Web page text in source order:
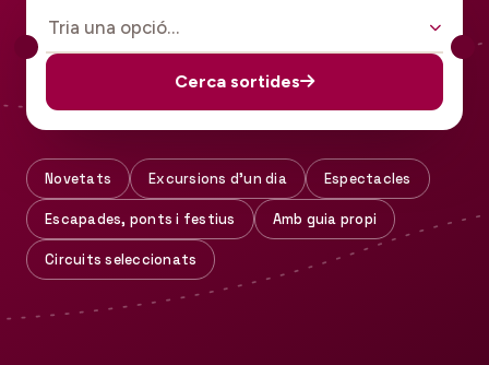
Tria una opció…
Cerca sortides
Novetats Excursions d'un dia Espectacles
Escapades, ponts i festius Amb guia propi
Circuits seleccionats